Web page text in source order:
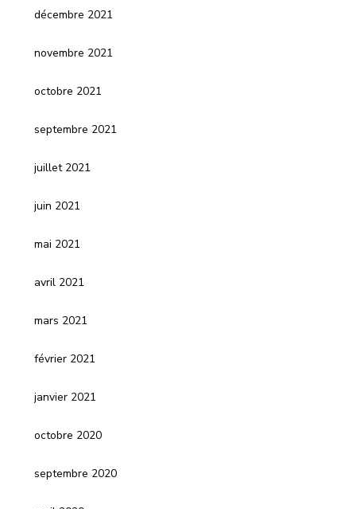
décembre 2021
novembre 2021
octobre 2021
septembre 2021
juillet 2021
juin 2021
mai 2021
avril 2021
mars 2021
février 2021
janvier 2021
octobre 2020
septembre 2020